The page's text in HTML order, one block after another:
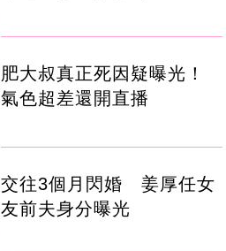
肥大叔真正死因疑曝光！
氣色超差還開直播
交往3個月閃婚 姜厚任女
友前夫身分曝光